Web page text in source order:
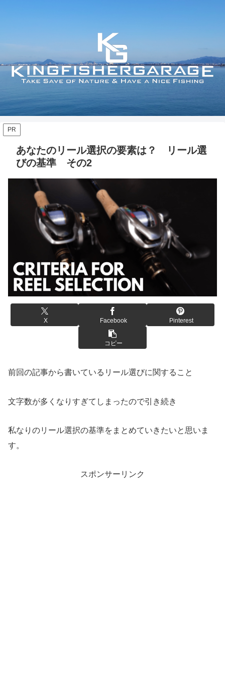
PR
あなたのリール選択の要素は？ リール選
びの基準 その2
X Facebook Pinterest
コピー
前回の記事から書いているリール選びに関すること
文字数が多くなりすぎてしまったので引き続き
私なりのリール選択の基準をまとめていきたいと思いま
す。
スポンサーリンク